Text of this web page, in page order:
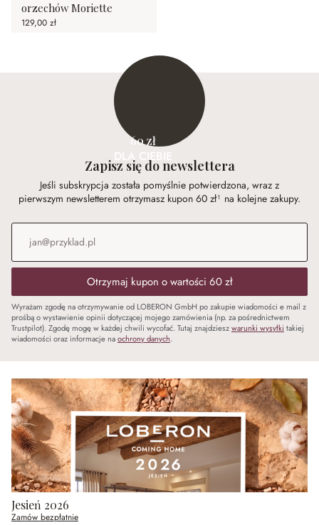
orzechów Moriette
129,00 zł
60 zł
DLA CIEBIE
Zapisz się do newslettera
Jeśli subskrypcja została pomyślnie potwierdzona, wraz z
pierwszym newsletterem otrzymasz kupon 60 zł¹ na kolejne zakupy.
Adres e-mail
Otrzymaj kupon o wartości 60 zł
Wyrażam zgodę na otrzymywanie od LOBERON GmbH po zakupie wiadomości e mail z
prośbą o wystawienie opinii dotyczącej mojego zamówienia (np. za pośrednictwem
Trustpilot). Zgodę mogę w każdej chwili wycofać. Tutaj znajdzieszwarunki wysyłki takiej
wiadomości oraz informacje naochrony danych.
Jesień 2026
Zamów bezpłatnie